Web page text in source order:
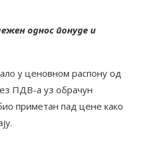
однос понуде и
у ценовном распону од
ПДВ-а уз обрачун
приметан пад цене како